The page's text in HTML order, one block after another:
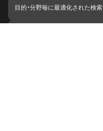
目的・分野毎に最適化された検索